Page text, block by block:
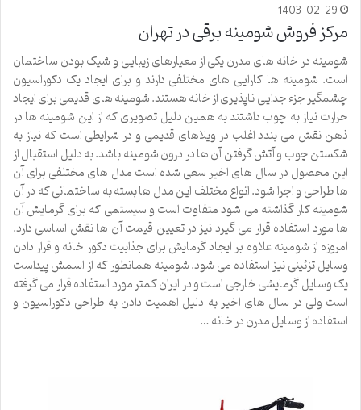
1403-02-29
مرکز فروش شومینه برقی در تهران
شومینه در خانه های مدرن یکی از معیارهای زیبایی و شیک بودن ساختمان
است. شومینه ها کارایی های مختلفی دارند و برای ایجاد یک دکوراسیون
چشمگیر جزء جدایی ناپذیری از خانه هستند. شومینه های قدیمی برای ایجاد
حرارت نیاز به چوب داشتند به همین دلیل تصویری که از این شومینه ها در
ذهن نقش می بندد اغلب در ویلاهای قدیمی و در شرایطی است که نیاز به
شکستن چوب و آتش گرفتن آن ها در درون شومینه باشد. به دلیل استقبال از
این محصول در سال های اخیر سعی شده است مدل های مختلفی برای آن
ها طراحی و اجرا شود. انواع مختلف این مدل ها بسته به ساختمانی که در آن
شومینه کار گذاشته می شود متفاوت است و سیستمی که برای گرمایش آن
ها مورد استفاده قرار می گیرد نیز در تعیین قیمت آن ها نقش اساسی دارد.
امروزه از شومینه علاوه بر ایجاد گرمایش برای جذابیت دکور خانه و قرار دادن
وسایل تزئینی نیز استفاده می شود. شومینه همانطور که از اسمش پیداست
یک وسایل گرمایشی خارجی است و در ایران کمتر مورد استفاده قرار می گرفته
است ولی در سال های اخیر به دلیل اهمیت دادن به طراحی دکوراسیون و
استفاده از وسایل مدرن در خانه …